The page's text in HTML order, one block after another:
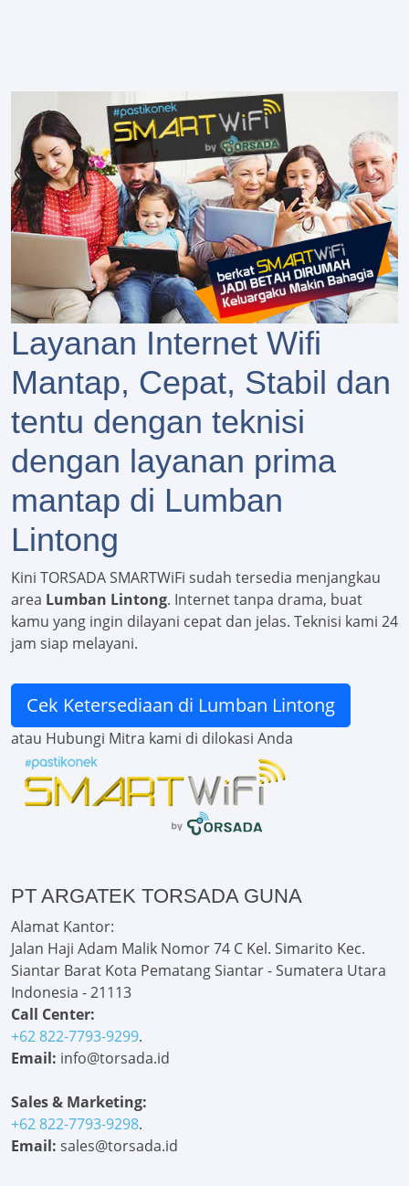
Layanan Internet Wifi
Mantap, Cepat, Stabil dan
tentu dengan teknisi
dengan layanan prima
mantap di Lumban
Lintong
Kini TORSADA SMARTWiFi sudah tersedia menjangkau
area Lumban Lintong. Internet tanpa drama, buat
kamu yang ingin dilayani cepat dan jelas. Teknisi kami 24
jam siap melayani.
Cek Ketersediaan di Lumban Lintong
atau Hubungi Mitra kami di dilokasi Anda
PT ARGATEK TORSADA GUNA
Alamat Kantor:
Jalan Haji Adam Malik Nomor 74 C Kel. Simarito Kec.
Siantar Barat Kota Pematang Siantar - Sumatera Utara
Indonesia - 21113
Call Center:
+62 822-7793-9299.
Email: info@torsada.id
Sales & Marketing:
+62 822-7793-9298.
Email: sales@torsada.id